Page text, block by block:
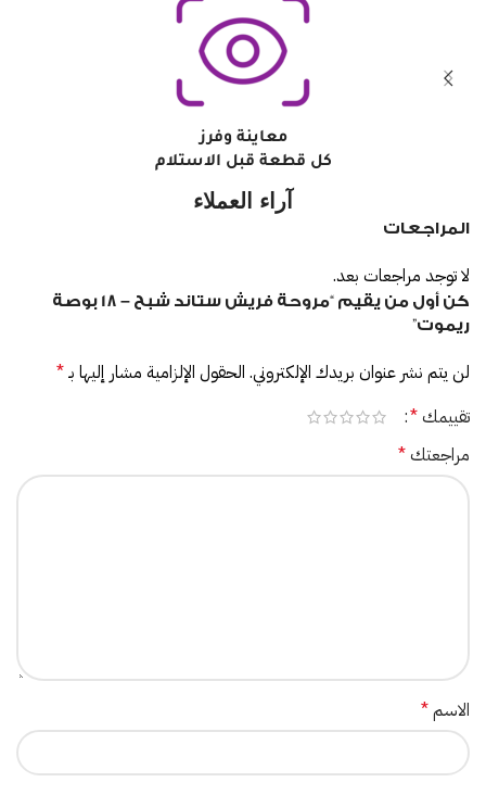
معاينة وفرز
كل قطعة قبل الاستلام
آراء العملاء
المراجعات
لا توجد مراجعات بعد.
كن أول من يقيم “مروحة فريش ستاند شبح – 18 بوصة
ريموت”
لن يتم نشر عنوان بريدك الإلكتروني. الحقول الإلزامية مشار إليها بـ*
تقييمك*
مراجعتك*
الاسم*